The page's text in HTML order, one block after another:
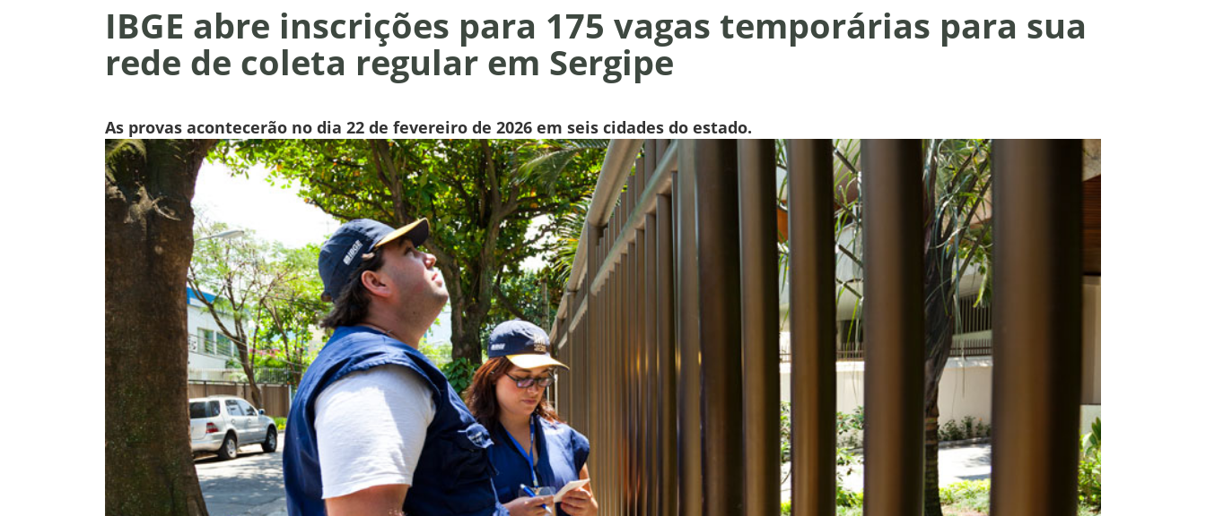
IBGE abre inscrições para 175 vagas temporárias para sua
rede de coleta regular em Sergipe
As provas acontecerão no dia 22 de fevereiro de 2026 em seis cidades do estado.